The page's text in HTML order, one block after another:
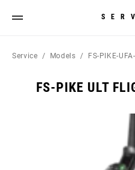
Service Models FS-PIKE-
FS-PIKE ULT